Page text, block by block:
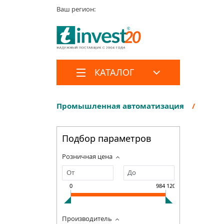
Ваш регион:
КАТАЛОГ
Промышленная автоматизация
Подбор параметров
Розничная цена
0 984 120
Производитель